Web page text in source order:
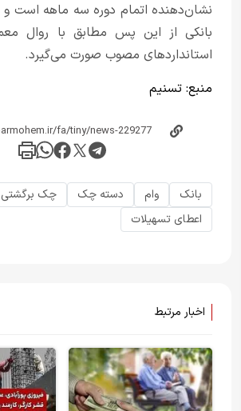
نشان‌دهنده اتمام دوره سه ماهه است
بانکی از این پس مطابق با روال
استانداردهای مصوب صورت می‌گیرد.
منبع: تسنیم
بانک وام دسته چک
چک برگشتی
اعطای تسهیلات
اخبار مرتبط